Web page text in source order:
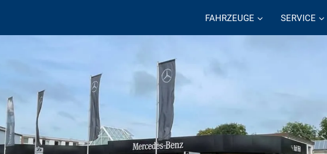
FAHRZEUGE SERVICE